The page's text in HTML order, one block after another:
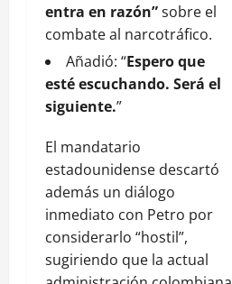
entra en razón”sobre el
combate al narcotráfico.
Añadió: “Espero que
esté escuchando. Será el
siguiente.”
El mandatario
estadounidense descartó
además un diálogo
inmediato con Petro por
considerarlo “hostil”,
sugiriendo que la actual